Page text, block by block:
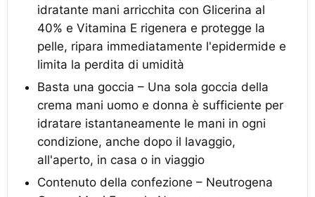
idratante mani arricchita con Glicerina al
40% e Vitamina E rigenera e protegge la
pelle, ripara immediatamente l'epidermide e
limita la perdita di umidità
Basta una goccia – Una sola goccia della
crema mani uomo e donna è sufficiente per
idratare istantaneamente le mani in ogni
condizione, anche dopo il lavaggio,
all'aperto, in casa o in viaggio
Contenuto della confezione – Neutrogena